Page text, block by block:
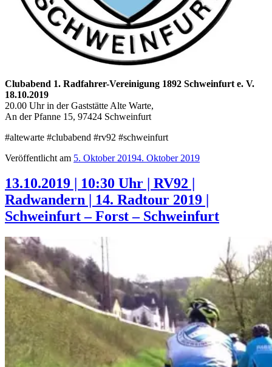
Clubabend 1. Radfahrer-Vereinigung 1892 Schweinfurt e. V.
18.10.2019
20.00 Uhr in der Gaststätte Alte Warte,
An der Pfanne 15, 97424 Schweinfurt
‪#‎altewarte #clubabend #rv92 #schweinfurt
Veröffentlicht am 5. Oktober 20194. Oktober 2019
13.10.2019 | 10:30 Uhr | RV92 |
Radwandern | 14. Radtour 2019 |
Schweinfurt – Forst – Schweinfurt